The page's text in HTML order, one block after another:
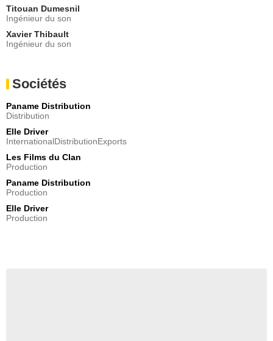
Titouan Dumesnil
Ingénieur du son
Xavier Thibault
Ingénieur du son
Sociétés
Paname Distribution
Distribution
Elle Driver
InternationalDistributionExports
Les Films du Clan
Production
Paname Distribution
Production
Elle Driver
Production